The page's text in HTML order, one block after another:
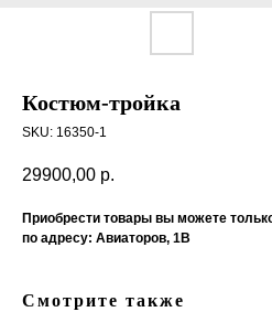
Костюм-тройка
SKU: 16350-1
29900,00 р.
Приобрести товары вы можете
по адресу: Авиаторов, 1В
Смотрите также